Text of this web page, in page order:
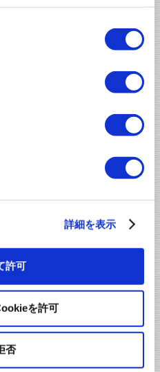
詳細を表示
許可
を許可
否
ブ状にしてハンダ部へのス